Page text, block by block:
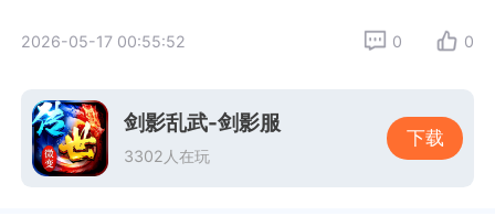
2026-05-17 00:55:52 0 0
剑影乱武-剑影服
3302人在玩
下载